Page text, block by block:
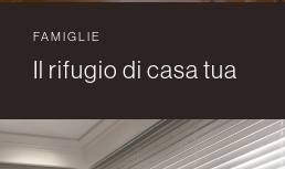
FAMIGLIE
Il rifugio di casa tua